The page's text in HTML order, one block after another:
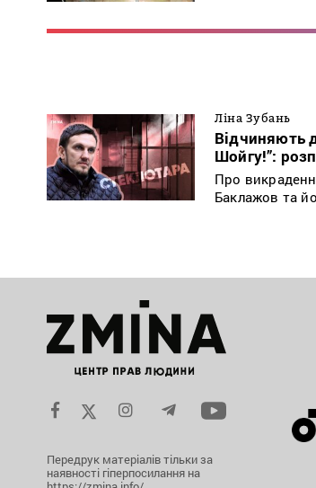
Ліна Зубань
Відчиняють
Шойгу!”:
Про
Баклажов та
Передрук матеріалів тільки за
наявності гіперпосилання на